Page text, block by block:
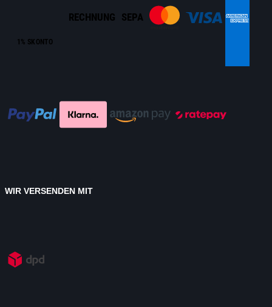
1% SKONTO
RECHNUNG SEPA
WIR VERSENDEN MIT